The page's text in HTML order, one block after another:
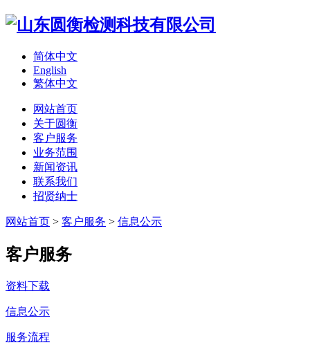
简体中文
English
繁体中文
网站首页
关于圆衡
客户服务
业务范围
新闻资讯
联系我们
招贤纳士
网站首页 > 客户服务 > 信息公示
客户服务
资料下载
信息公示
服务流程